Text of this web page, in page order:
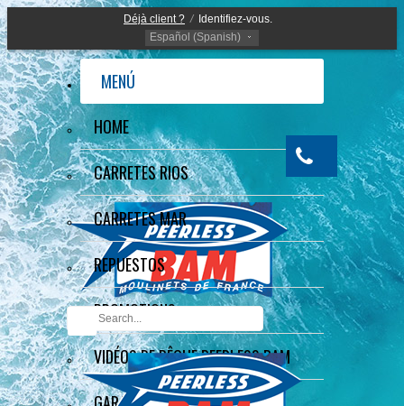
Déjà client ? /
Identifiez-vous.
Español (Spanish)
MENÚ
HOME
CARRETES RIOS
CARRETES MAR
REPUESTOS
PROMOTIONS
VIDÉOS DE PÊCHE PEERLESS BAM